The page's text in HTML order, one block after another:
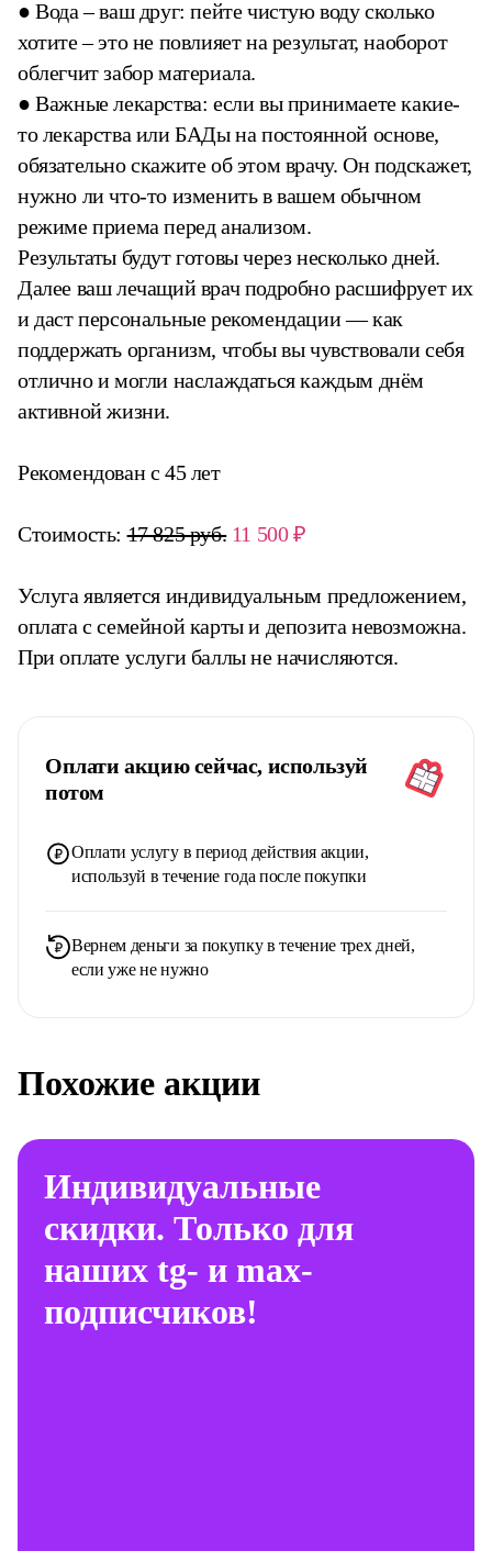
● Вода – ваш друг: пейте чистую воду сколько
хотите – это не повлияет на результат, наоборот
облегчит забор материала.
● Важные лекарства: если вы принимаете какие-
то лекарства или БАДы на постоянной основе,
обязательно скажите об этом врачу. Он подскажет,
нужно ли что-то изменить в вашем обычном
режиме приема перед анализом.
Результаты будут готовы через несколько дней.
Далее ваш лечащий врач подробно расшифрует их
и даст персональные рекомендации — как
поддержать организм, чтобы вы чувствовали себя
отлично и могли наслаждаться каждым днём
активной жизни.
Рекомендован с 45 лет
Стоимость:17 825 руб. 11 500 ₽
Услуга является индивидуальным предложением,
оплата с семейной карты и депозита невозможна.
При оплате услуги баллы не начисляются.
Оплати акцию сейчас, используй
потом
Оплати услугу в период действия акции,
используй в течение года после покупки
Вернем деньги за покупку в течение трех дней,
если уже не нужно
Похожие акции
Индивидуальные
скидки. Только для
наших tg- и max-
подписчиков!